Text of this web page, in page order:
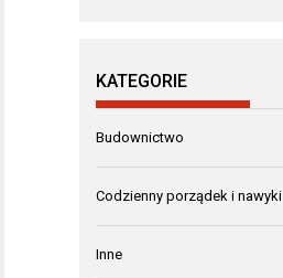
KATEGORIE
Budownictwo
Codzienny porządek i nawyki
Inne